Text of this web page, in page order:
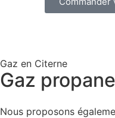
Gaz en Citerne
Gaz
Nous proposons